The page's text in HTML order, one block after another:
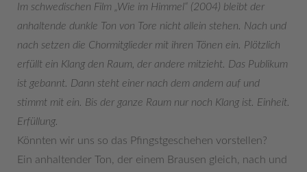
Im schwedischen Film „Wie im Himmel“ (2004) bleibt der
anhaltende dunkle Ton von Tore nicht allein stehen. Nach und
nach setzen die Chormitglieder mit ihren Tönen ein. Plötzlich
erfüllt ein Klang den Raum, der andere mitzieht. Das Publikum
ist gebannt. Dann steht einer nach dem andern auf und
stimmt mit ein. Bis der ganze Raum nur noch Klang ist. Einheit.
Erfüllung.
Könnten wir uns so das Pfingstgeschehen vorstellen?
Ein anhaltender Ton, der einem Brausen gleich, nach und